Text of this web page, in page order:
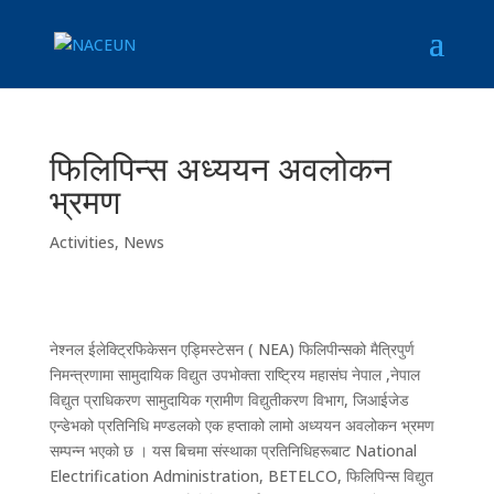
फिलिपिन्स अध्ययन अवलोकन
भ्रमण
Activities, News
नेश्नल ईलेक्ट्रिफिकेसन एड्मिस्टेसन ( NEA) फिलिपीन्सको मैत्रिपुर्ण
निमन्त्रणामा सामुदायिक विद्युत उपभोक्ता राष्ट्रिय महासंघ नेपाल ,नेपाल
विद्युत प्राधिकरण सामुदायिक ग्रामीण विद्युतीकरण विभाग, जिआईजेड
एन्डेभको प्रतिनिधि मण्डलको एक हप्ताको लामो अध्ययन अवलोकन भ्रमण
सम्पन्न भएको छ । यस बिचमा संस्थाका प्रतिनिधिहरूबाट National
Electrification Administration, BETELCO, फिलिपिन्स विद्युत